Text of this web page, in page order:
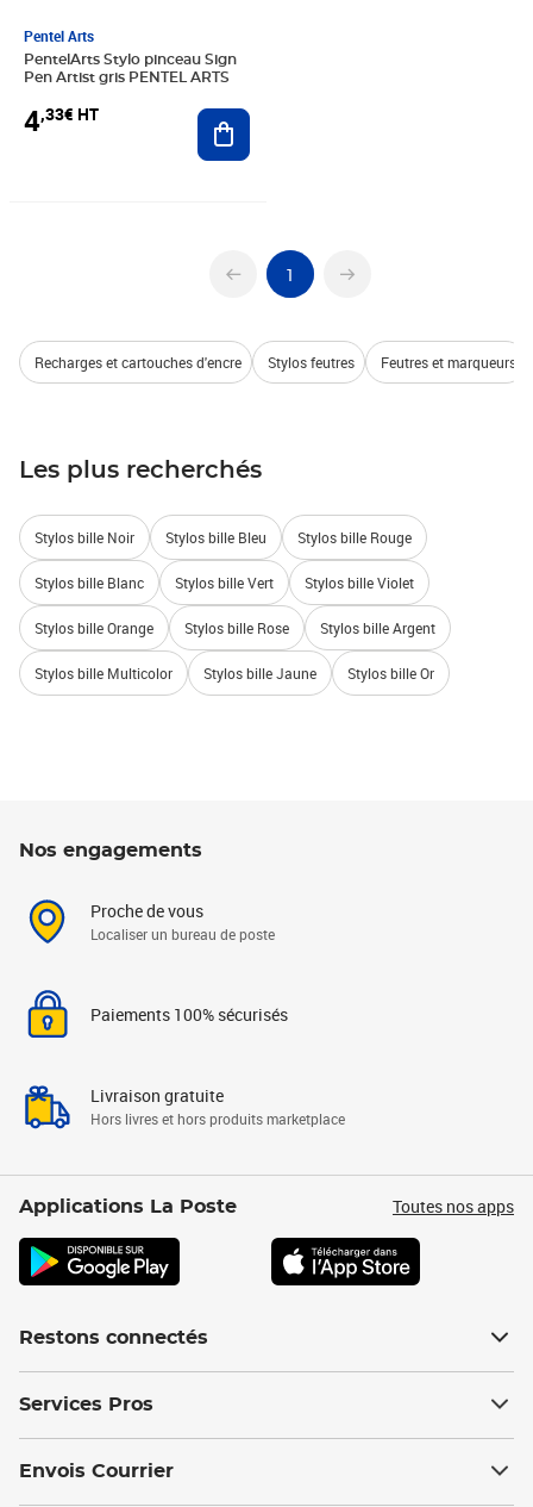
Pentel Arts
PentelArts Stylo pinceau Sign
Pen Artist gris PENTEL ARTS
4,33€ HT Ajouter au panier
1
Recharges et cartouches d'encre Stylos feutres Feutres et marqueurs
Les plus recherchés
Stylos bille Noir Stylos bille Bleu Stylos bille Rouge
Stylos bille Blanc Stylos bille Vert Stylos bille Violet
Stylos bille Orange Stylos bille Rose Stylos bille Argent
Stylos bille Multicolor Stylos bille Jaune Stylos bille Or
Nos engagements
Proche de vous
Localiser un bureau de poste
Paiements 100% sécurisés
Livraison gratuite
Hors livres et hors produits marketplace
Applications La Poste Toutes nos apps
Restons connectés
Services Pros
Envois Courrier